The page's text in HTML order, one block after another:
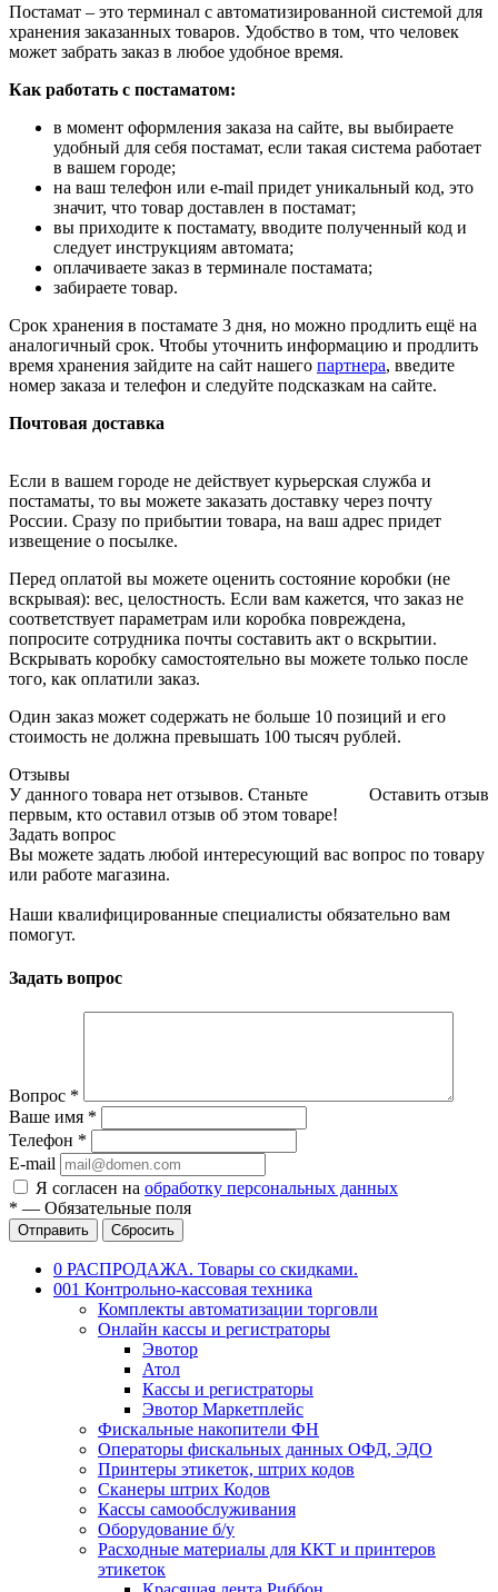
Постамат – это терминал с автоматизированной системой для
хранения заказанных товаров. Удобство в том, что человек
может забрать заказ в любое удобное время.
Как работать с постаматом:
в момент оформления заказа на сайте, вы выбираете
удобный для себя постамат, если такая система работает
в вашем городе;
на ваш телефон или e-mail придет уникальный код, это
значит, что товар доставлен в постамат;
вы приходите к постамату, вводите полученный код и
следует инструкциям автомата;
оплачиваете заказ в терминале постамата;
забираете товар.
Срок хранения в постамате 3 дня, но можно продлить ещё на
аналогичный срок. Чтобы уточнить информацию и продлить
время хранения зайдите на сайт нашего партнера, введите
номер заказа и телефон и следуйте подсказкам на сайте.
Почтовая доставка
Если в вашем городе не действует курьерская служба и
постаматы, то вы можете заказать доставку через почту
России. Сразу по прибытии товара, на ваш адрес придет
извещение о посылке.
Перед оплатой вы можете оценить состояние коробки (не
вскрывая): вес, целостность. Если вам кажется, что заказ не
соответствует параметрам или коробка повреждена,
попросите сотрудника почты составить акт о вскрытии.
Вскрывать коробку самостоятельно вы можете только после
того, как оплатили заказ.
Один заказ может содержать не больше 10 позиций и его
стоимость не должна превышать 100 тысяч рублей.
Отзывы
Оставить отзыв
У данного товара нет отзывов. Станьте
первым, кто оставил отзыв об этом товаре!
Задать вопрос
Вы можете задать любой интересующий вас вопрос по товару
или работе магазина.
Наши квалифицированные специалисты обязательно вам
помогут.
Задать вопрос
Вопрос *
Ваше имя *
Телефон *
E-mail
Я согласен на обработку персональных данных
* — Обязательные поля
Отправить Сбросить
0 РАСПРОДАЖА. Товары со скидками.
001 Контрольно-кассовая техника
Комплекты автоматизации торговли
Онлайн кассы и регистраторы
Эвотор
Атол
Кассы и регистраторы
Эвотор Маркетплейс
Фискальные накопители ФН
Операторы фискальных данных ОФД, ЭДО
Принтеры этикеток, штрих кодов
Сканеры штрих Кодов
Кассы самообслуживания
Оборудование б/у
Расходные материалы для ККТ и принтеров
этикеток